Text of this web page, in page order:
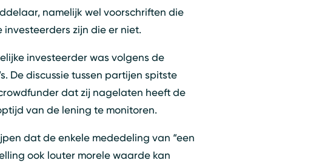
namelijk wel voorschriften die
investeerders zijn die er niet.
investeerder was volgens de
De discussie tussen partijen spitste
dat zij nagelaten heeft de
van de lening te monitoren.
dat de enkele mededeling van “een
ook louter morele waarde kan